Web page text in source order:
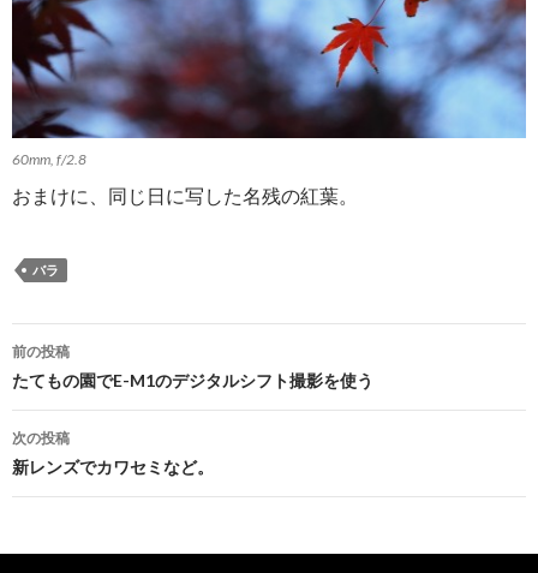
60mm, f/2.8
おまけに、同じ日に写した名残の紅葉。
バラ
投
稿
ナ
ビ
ゲ
ー
前の投稿
たてもの園でE-M1のデジタルシフト撮影を使う
次の投稿
新レンズでカワセミなど。